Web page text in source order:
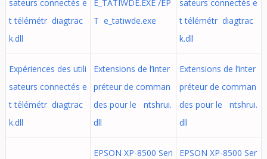
sateurs connectés e
t télémétr diagtrac
k.dll
E_TATIWDE.EXE /EP
T e_tatiwde.exe
sateurs connectés e
t télémétr diagtrac
k.dll
Expériences des utili
sateurs connectés e
t télémétr diagtrac
k.dll
Extensions de l’inter
préteur de comman
des pour le ntshrui.
dll
Extensions de l’inter
préteur de comman
des pour le ntshrui.
dll
EPSON XP-8500 Seri
EPSON XP-8500 Ser